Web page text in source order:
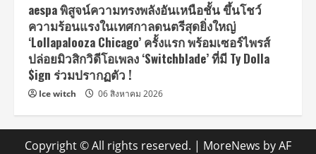
aespa พิสูจน์ความทรงพลังอันเหนือชั้น ขึ้นโชว์
ความร้อนแรงในเทศกาลดนตรีสุดยิ่งใหญ่
‘Lollapalooza Chicago’ ครั้งแรก พร้อมเซอร์ไพรส์
ปล่อยมิวสิกวิดีโอเพลง ‘Switchblade’ ที่มี Ty Dolla
$ign ร่วมปรากฏตัว !
Ice witch 06 สิงหาคม 2026
Copyright © All rights reserved. | MoreNews by AF